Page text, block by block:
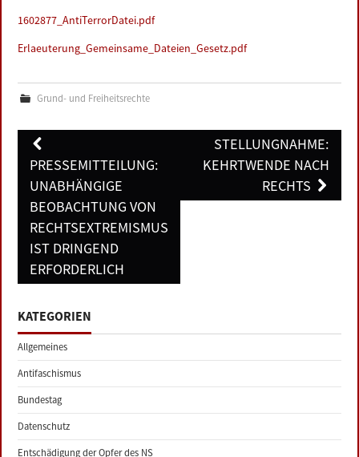
1602877_AntiTerrorDatei.pdf
Erlaeuterung_Gemeinsame_Dateien_Gesetz.pdf
Grund- und Freiheitsrechte
Post
navigation
PRESSEMITTEILUNG:
UNABHÄNGIGE
BEOBACHTUNG VON
RECHTSEXTREMISMUS
IST DRINGEND
ERFORDERLICH
STELLUNGNAHME:
KEHRTWENDE NACH
RECHTS
KATEGORIEN
Allgemeines
Antifaschismus
Bundestag
Datenschutz
Entschädigung der Opfer des NS